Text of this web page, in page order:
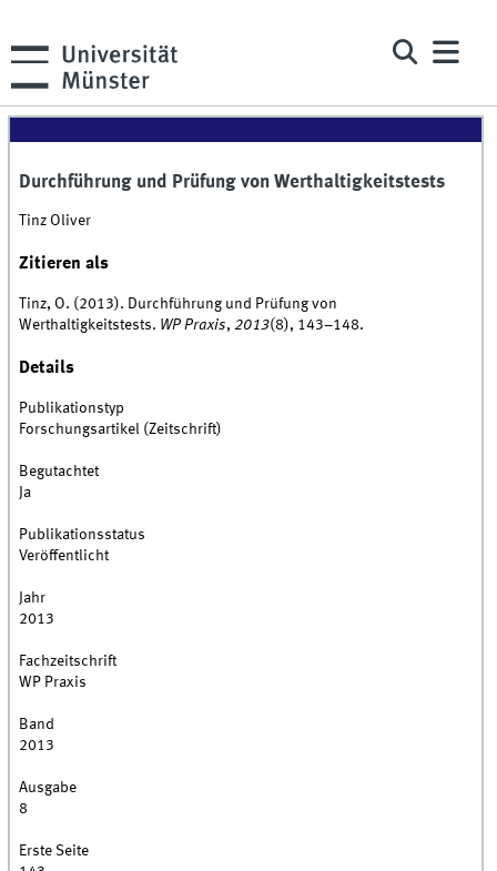
Durchführung und Prüfung von Werthaltigkeitstests
Tinz Oliver
Zitieren als
Tinz, O. (2013). Durchführung und Prüfung von
Werthaltigkeitstests. WP Praxis,2013(8), 143–148.
Details
Publikationstyp
Forschungsartikel (Zeitschrift)
Begutachtet
Ja
Publikationsstatus
Veröffentlicht
Jahr
2013
Fachzeitschrift
WP Praxis
Band
2013
Ausgabe
8
Erste Seite